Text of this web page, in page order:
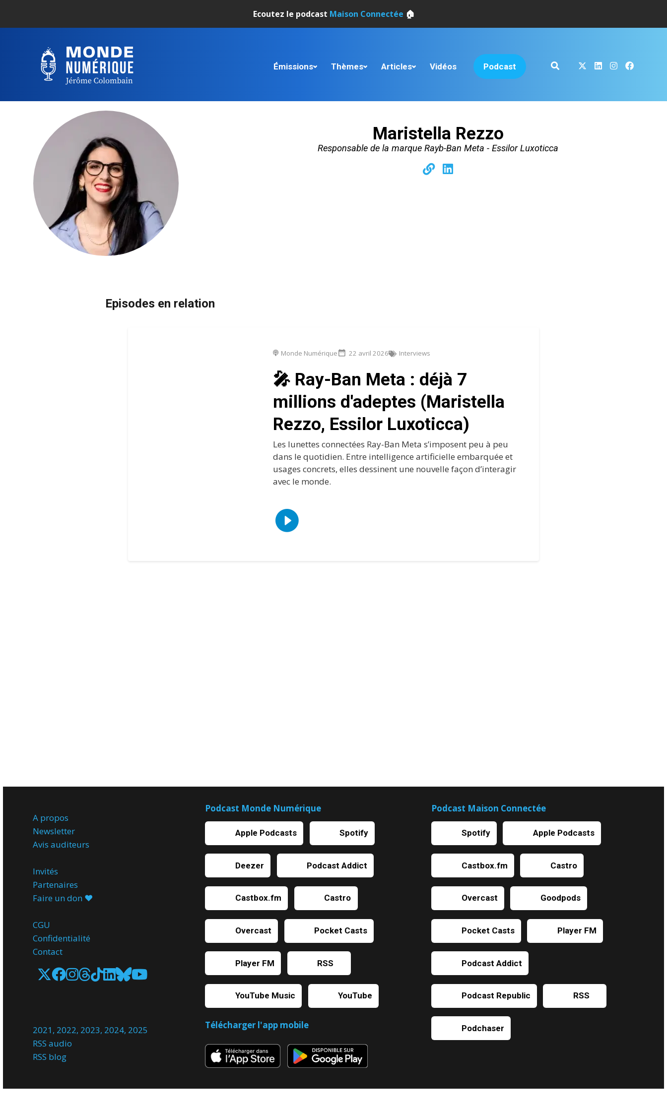
Ecoutez le podcast Maison Connectée 🏠
Émissions Thèmes Articles Vidéos Podcast
Maristella Rezzo
Responsable de la marque Rayb-Ban Meta - Essilor Luxoticca
Episodes en relation
Monde Numérique 22 avril 2026 Interviews
🎤 Ray-Ban Meta : déjà 7
millions d'adeptes (Maristella
Rezzo, Essilor Luxoticca)
Les lunettes connectées Ray-Ban Meta s’imposent peu à peu
dans le quotidien. Entre intelligence artificielle embarquée et
usages concrets, elles dessinent une nouvelle façon d’interagir
avec le monde.
A propos
Newsletter
Avis auditeurs
Invités
Partenaires
Faire un don ♥️
CGU
Confidentialité
Contact
2021, 2022, 2023, 2024, 2025
RSS audio
RSS blog
Podcast Monde Numérique
Apple Podcasts Spotify
Deezer Podcast Addict
Castbox.fm Castro
Overcast Pocket Casts
Player FM RSS
YouTube Music YouTube
Télécharger l'app mobile
Podcast Maison Connectée
Spotify Apple Podcasts
Castbox.fm Castro
Overcast Goodpods
Pocket Casts Player FM
Podcast Addict
Podcast Republic RSS
Podchaser